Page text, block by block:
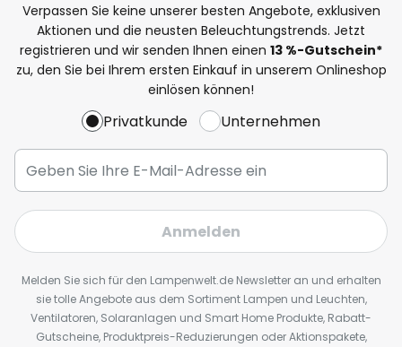
Verpassen Sie keine unserer besten Angebote, exklusiven
Aktionen und die neusten Beleuchtungstrends. Jetzt
registrieren und wir senden Ihnen einen 13 %-Gutschein*
zu, den Sie bei Ihrem ersten Einkauf in unserem Onlineshop
einlösen können!
Privatkunde Unternehmen
Anmelden
Melden Sie sich für den Lampenwelt.de Newsletter an und erhalten
sie tolle Angebote aus dem Sortiment Lampen und Leuchten,
Ventilatoren, Solaranlagen und Smart Home Produkte, Rabatt-
Gutscheine, Produktpreis-Reduzierungen oder Aktionspakete,